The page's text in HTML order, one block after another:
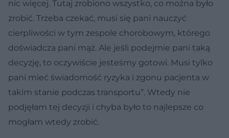
nic więcej. Tutaj zrobiono wszystko, co można było
zrobić. Trzeba czekać, musi się pani nauczyć
cierpliwości w tym zespole chorobowym, którego
doświadcza pani mąż. Ale jeśli podejmie pani taką
decyzję, to oczywiście jesteśmy gotowi. Musi tylko
pani mieć świadomość ryzyka i zgonu pacjenta w
takim stanie podczas transportu”. Wtedy nie
podjęłam tej decyzji i chyba było to najlepsze co
mogłam wtedy zrobić.